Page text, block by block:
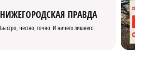
НИЖЕГОРОДСКАЯ ПРАВДА
Быстро, честно, точно. И ничего лишнего